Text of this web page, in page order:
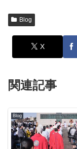
Blog
X
関連記事
Blog